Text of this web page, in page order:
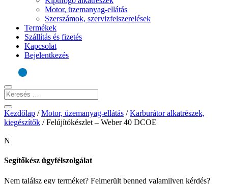
Motor, üzemanyag-ellátás
Szerszámok, szervizfelszerelések
Termékek
Szállítás és fizetés
Kapcsolat
Bejelentkezés
Kezdőlap /Motor, üzemanyag-ellátás /Karburátor alkatrészek,
kiegészítők /Felújítókészlet – Weber 40 DCOE
N
Segítőkész ügyfélszolgálat
Nem találsz egy terméket? Felmerült benned valamilyen kérdés?